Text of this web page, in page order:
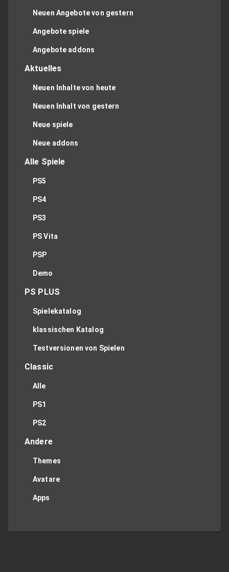
Neuen Angebote von gestern
Angebote spiele
Angebote addons
Aktuelles
Neuen Inhalte von heute
Neuen Inhalt von gestern
Neue spiele
Neue addons
Alle Spiele
PS5
PS4
PS3
PS Vita
PSP
Demo
PS PLUS
Spielekatalog
klassischen Katalog
Testversionen von Spielen
Classic
Alle
PS1
PS2
Andere
Themes
Avatare
Apps